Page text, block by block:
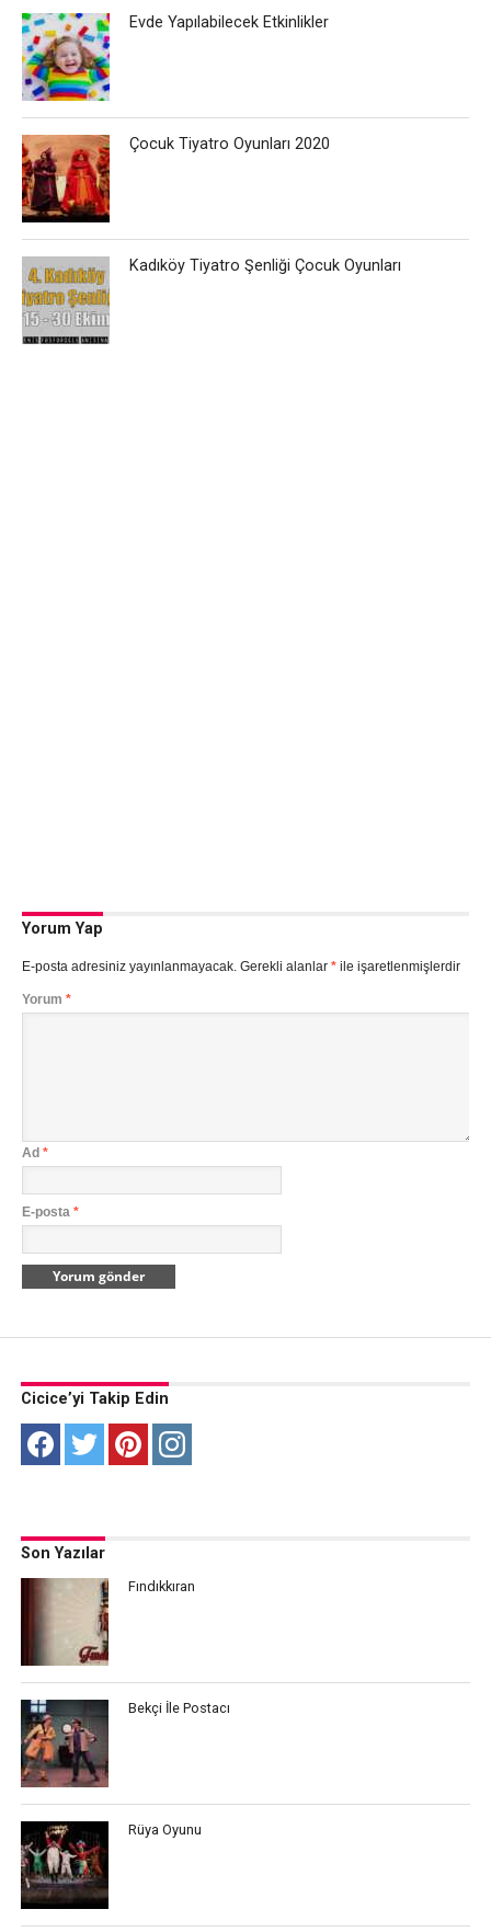
Evde Yapılabilecek Etkinlikler
Çocuk Tiyatro Oyunları 2020
Kadıköy Tiyatro Şenliği Çocuk Oyunları
Yorum Yap
E-posta adresiniz yayınlanmayacak. Gerekli alanlar *ile işaretlenmişlerdir
Yorum *
Ad *
E-posta *
Cicice’yi Takip Edin
Son Yazılar
Fındıkkıran
Bekçi İle Postacı
Rüya Oyunu